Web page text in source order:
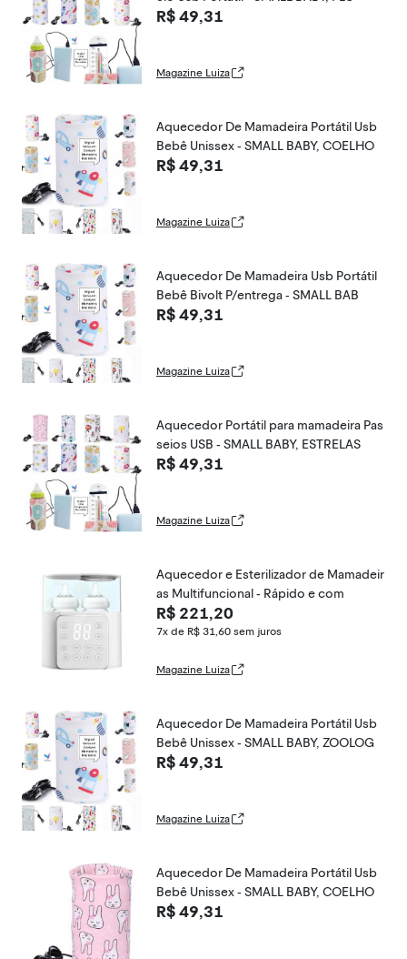
R$ 49,31
Magazine Luiza
Aquecedor De Mamadeira Portátil Usb
Bebê Unissex - SMALL BABY, COELHO
R$ 49,31
Magazine Luiza
Aquecedor De Mamadeira Usb Portátil
Bebê Bivolt P/entrega - SMALL BAB
R$ 49,31
Magazine Luiza
Aquecedor Portátil para mamadeira Pas
seios USB - SMALL BABY, ESTRELAS
R$ 49,31
Magazine Luiza
Aquecedor e Esterilizador de Mamadeir
as Multifuncional - Rápido e com
R$ 221,20
7x de R$ 31,60 sem juros
Magazine Luiza
Aquecedor De Mamadeira Portátil Usb
Bebê Unissex - SMALL BABY, ZOOLOG
R$ 49,31
Magazine Luiza
Aquecedor De Mamadeira Portátil Usb
Bebê Unissex - SMALL BABY, COELHO
R$ 49,31